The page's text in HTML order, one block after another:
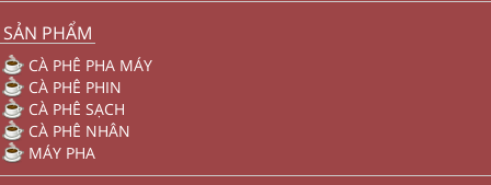
SẢN PHẨM
CÀ PHÊ PHA MÁY
CÀ PHÊ PHIN
CÀ PHÊ SẠCH
CÀ PHÊ NHÂN
MÁY PHA